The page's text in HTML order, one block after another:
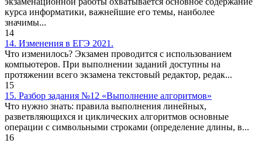
курса информатики, важнейшие его темы, наиболее
значимы...
14
14. Изменения в ЕГЭ 2021.
Что изменилось? Экзамен проводится с использованием
компьютеров. При выполнении заданий доступны на
протяжении всего экзамена текстовый редактор, редак...
15
15. Разбор задания №12 «Выполнение алгоритмов»
Что нужно знать: правила выполнения линейных,
разветвляющихся и циклических алгоритмов основные
операции с символьными строками (определение длины, в...
16